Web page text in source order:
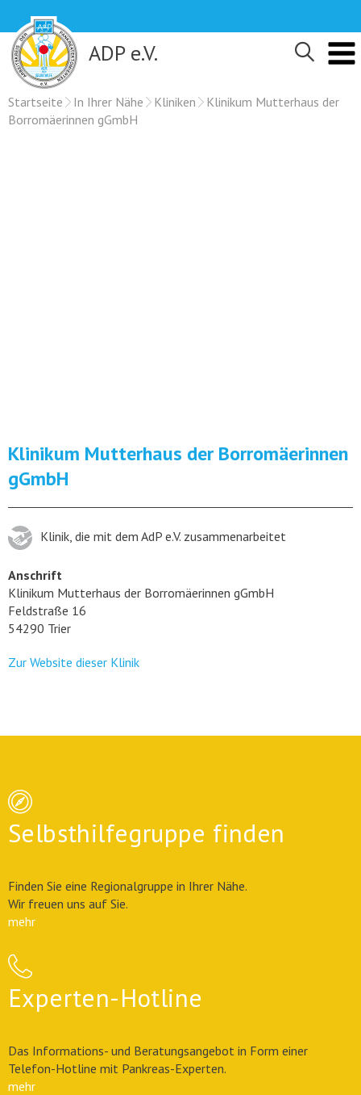
content
ADP e.V.
Startseite In Ihrer Nähe Kliniken
Klinikum Mutterhaus der
Borromäerinnen gGmbH
Klinikum Mutterhaus der Borromäerinnen
gGmbH
Klinik, die mit dem AdP e.V. zusammenarbeitet
Anschrift
Klinikum Mutterhaus der Borromäerinnen gGmbH
Feldstraße 16
54290 Trier
Zur Website dieser Klinik
Selbsthilfegruppe finden
Finden Sie eine Regionalgruppe in Ihrer Nähe.
Wir freuen uns auf Sie.
mehr
Experten-Hotline
Das Informations- und Beratungsangebot in Form einer
Telefon-Hotline mit Pankreas-Experten.
mehr